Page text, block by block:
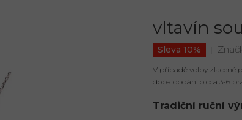
vltavín
Sleva 10%
V případě volby zlacené
doba dodání o cca 3-6
Tradiční ruční